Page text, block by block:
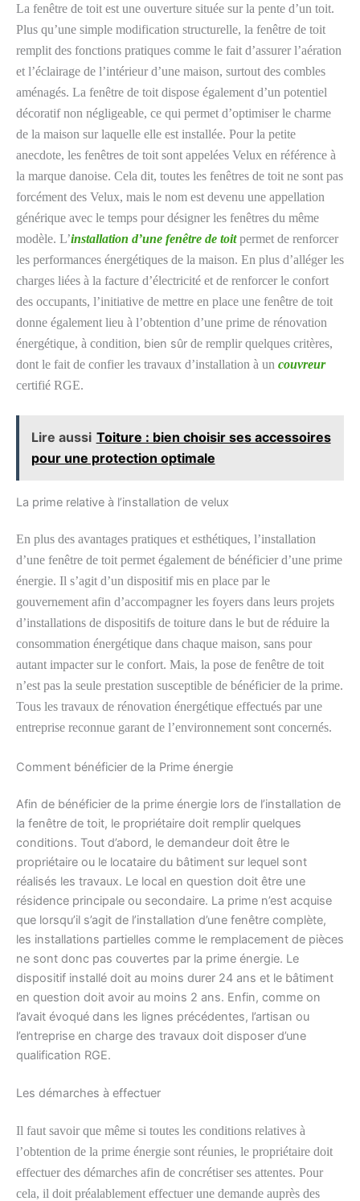
La fenêtre de toit est une ouverture située sur la pente d’un toit.
Plus qu’une simple modification structurelle, la fenêtre de toit
remplit des fonctions pratiques comme le fait d’assurer l’aération
et l’éclairage de l’intérieur d’une maison, surtout des combles
aménagés. La fenêtre de toit dispose également d’un potentiel
décoratif non négligeable, ce qui permet d’optimiser le charme
de la maison sur laquelle elle est installée. Pour la petite
anecdote, les fenêtres de toit sont appelées Velux en référence à
la marque danoise. Cela dit, toutes les fenêtres de toit ne sont pas
forcément des Velux, mais le nom est devenu une appellation
générique avec le temps pour désigner les fenêtres du même
modèle. L’installation d’une fenêtre de toitpermet de renforcer
les performances énergétiques de la maison. En plus d’alléger les
charges liées à la facture d’électricité et de renforcer le confort
des occupants, l’initiative de mettre en place une fenêtre de toit
donne également lieu à l’obtention d’une prime de rénovation
énergétique, à condition, bien sûr de remplir quelques critères,
dont le fait de confier les travaux d’installation à un couvreur
certifié RGE.
Lire aussi Toiture : bien choisir ses accessoires
pour une protection optimale
La prime relative à l’installation de velux
En plus des avantages pratiques et esthétiques, l’installation
d’une fenêtre de toit permet également de bénéficier d’une prime
énergie. Il s’agit d’un dispositif mis en place par le
gouvernement afin d’accompagner les foyers dans leurs projets
d’installations de dispositifs de toiture dans le but de réduire la
consommation énergétique dans chaque maison, sans pour
autant impacter sur le confort. Mais, la pose de fenêtre de toit
n’est pas la seule prestation susceptible de bénéficier de la prime.
Tous les travaux de rénovation énergétique effectués par une
entreprise reconnue garant de l’environnement sont concernés.
Comment bénéficier de la Prime énergie
Afin de bénéficier de la prime énergie lors de l’installation de
la fenêtre de toit, le propriétaire doit remplir quelques
conditions. Tout d’abord, le demandeur doit être le
propriétaire ou le locataire du bâtiment sur lequel sont
réalisés les travaux. Le local en question doit être une
résidence principale ou secondaire. La prime n’est acquise
que lorsqu’il s’agit de l’installation d’une fenêtre complète,
les installations partielles comme le remplacement de pièces
ne sont donc pas couvertes par la prime énergie. Le
dispositif installé doit au moins durer 24 ans et le bâtiment
en question doit avoir au moins 2 ans. Enfin, comme on
l’avait évoqué dans les lignes précédentes, l’artisan ou
l’entreprise en charge des travaux doit disposer d’une
qualification RGE.
Les démarches à effectuer
Il faut savoir que même si toutes les conditions relatives à
l’obtention de la prime énergie sont réunies, le propriétaire doit
effectuer des démarches afin de concrétiser ses attentes. Pour
cela, il doit préalablement effectuer une demande auprès des